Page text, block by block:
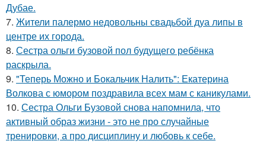
Дубае.
7. Жители палермо недовольны свадьбой дуа липы в
центре их города.
8. Сестра ольги бузовой пол будущего ребёнка
раскрыла.
9. "Теперь Можно и Бокальчик Налить": Екатерина
Волкова с юмором поздравила всех мам с каникулами.
10. Сестра Ольги Бузовой снова напомнила, что
активный образ жизни - это не про случайные
тренировки, а про дисциплину и любовь к себе.